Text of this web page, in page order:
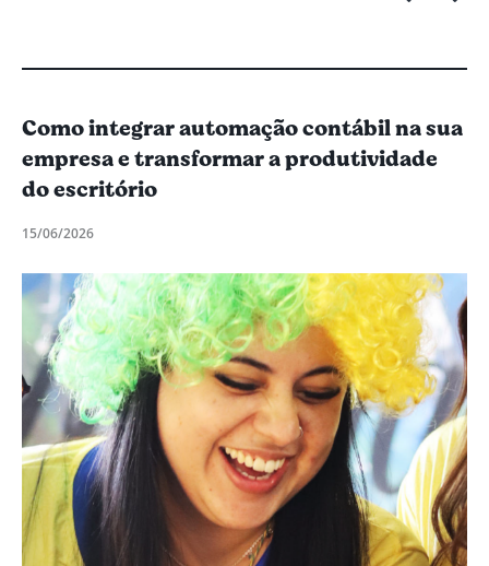
Como integrar automação contábil na sua
empresa e transformar a produtividade
do escritório
15/06/2026